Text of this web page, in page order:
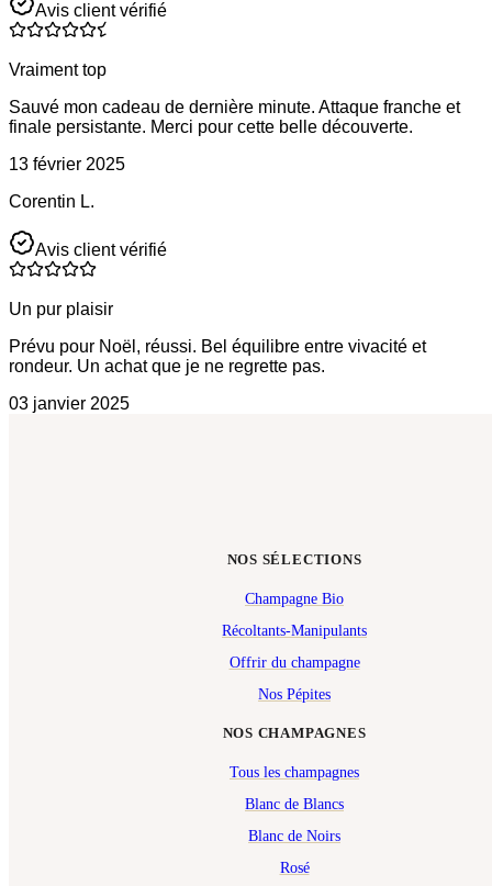
Avis client vérifié
Vraiment top
Sauvé mon cadeau de dernière minute. Attaque franche et
finale persistante. Merci pour cette belle découverte.
13 février 2025
Corentin L.
Avis client vérifié
Un pur plaisir
Prévu pour Noël, réussi. Bel équilibre entre vivacité et
rondeur. Un achat que je ne regrette pas.
03 janvier 2025
NOS CHAMPAGNES
Tous les champagnes
Blanc de Blancs
Blanc de Noirs
Rosé
NOS SÉLECTIONS
Champagne Bio
Récoltants-Manipulants
Offrir du champagne
Nos Pépites